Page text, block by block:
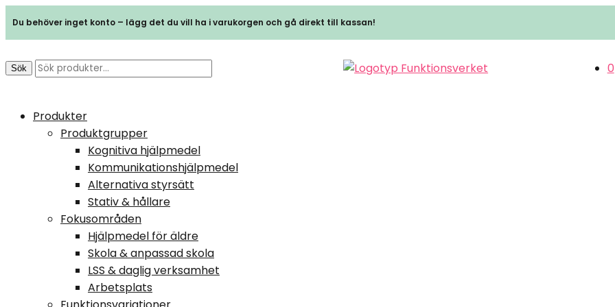
Du behöver inget konto – lägg det du vill ha i varukorgen och gå direkt till kassan!
Sök 0
Produkter
Produktgrupper
Kognitiva hjälpmedel
Kommunikationshjälpmedel
Alternativa styrsätt
Stativ & hållare
Fokusområden
Hjälpmedel för äldre
Skola & anpassad skola
LSS & daglig verksamhet
Arbetsplats